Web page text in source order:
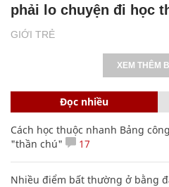
GIỚI TRẺ
phải lo chuyện đi học
XEM THÊM
Đọc nhiều
Cách học thuộc nhanh Bảng
"thần chú"
17
Nhiều điểm bất thường ở bằng